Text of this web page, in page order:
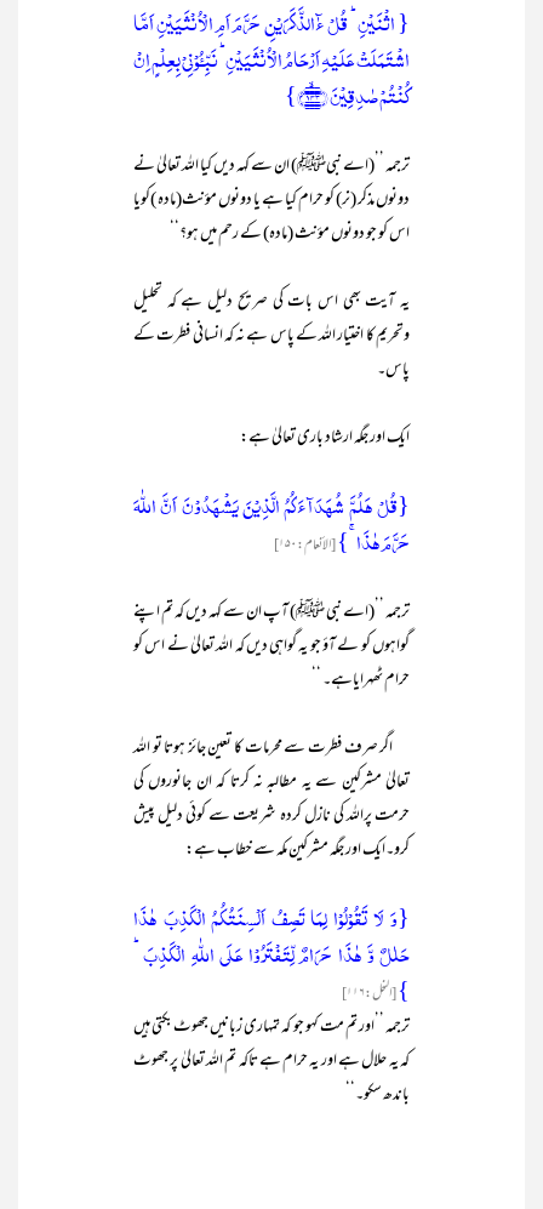
{ اثۡنَیۡنِ ؕ قُلۡ ءٰٓالذَّکَرَیۡنِ حَرَّمَ اَمِ الۡاُنۡثَیَیۡنِ اَمَّا
اشۡتَمَلَتۡ عَلَیۡہِ اَرۡحَامُ الۡاُنۡثَیَیۡنِ ؕ نَبِّـُٔوۡنِیۡ بِعِلۡمٍ اِنۡ
کُنۡتُمۡ صٰدِقِیۡنَ ﴿۱۴۳﴾ۙ}
ترجمہ ’’(اے نبیﷺ) ان سے کہہ دیں کیا اللہ تعالیٰ نے
دونوں مذکر (نر) کو حرام کیا ہے یا دونوں مؤنث(مادہ )کویا
اس کو جو دونوں مؤنث (مادہ) کے رحم میں ہو؟‘‘
یہ آیت بھی اس بات کی صریح دلیل ہے کہ تحلیل
وتحریم کا اختیار اللہ کے پاس ہے نہ کہ انسانی فطرت کے
پاس۔
ایک اور جگہ ارشاد باری تعالیٰ ہے:
{قُلۡ ہَلُمَّ شُہَدَآءَکُمُ الَّذِیۡنَ یَشۡہَدُوۡنَ اَنَّ اللّٰہَ
حَرَّمَ ہٰذَا ۚ}[الأنعام:۱۵۰]
ترجمہ ’’(اے نبی ﷺ) آپ ان سے کہہ دیں کہ تم اپنے
گواہوں کو لے آؤ جو یہ گواہی دیں کہ اللہ تعالیٰ نے اس کو
حرام ٹھہرایاہے۔ ‘‘
اگر صرف فطرت سے محرمات کا تعین جائز ہوتا تو اللہ
تعالیٰ مشرکین سے یہ مطالبہ نہ کرتا کہ ان جانوروں کی
حرمت پراللہ کی نازل کردہ شریعت سے کوئی دلیل پیش
کرو۔ایک اور جگہ مشرکین مکہ سے خطاب ہے:
{وَ لَا تَقُوۡلُوۡا لِمَا تَصِفُ اَلۡسِنَتُکُمُ الۡکَذِبَ ہٰذَا
حَلٰلٌ وَّ ہٰذَا حَرَامٌ لِّتَفۡتَرُوۡا عَلَی اللّٰہِ الۡکَذِبَ ؕ
}[النحل :۱۱۶]
ترجمہ ’’اور تم مت کہو جو کہ تمہاری زبانیں جھوٹ بکتی ہیں
کہ یہ حلال ہے اور یہ حرام ہے تاکہ تم اللہ تعالیٰ پر جھوٹ
باندھ سکو۔‘‘